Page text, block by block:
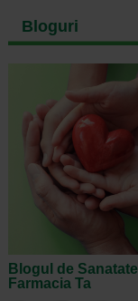
Bloguri
Blogul de Sanatate
Farmacia Ta